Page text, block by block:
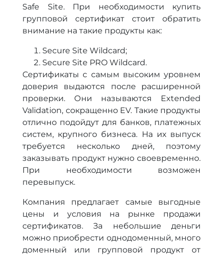
Safe Site. При необходимости купить
групповой сертификат стоит обратить
внимание на такие продукты как:
Secure Site Wildcard;
Secure Site PRO Wildcard.
Сертификаты с самым высоким уровнем
доверия выдаются после расширенной
проверки. Они называются Extended
Validation, сокращенно EV. Такие продукты
отлично подойдут для банков, платежных
систем, крупного бизнеса. На их выпуск
требуется несколько дней, поэтому
заказывать продукт нужно своевременно.
При необходимости возможен
перевыпуск.
Компания предлагает самые выгодные
цены и условия на рынке продажи
сертификатов. За небольшие деньги
можно приобрести однодоменный, много
доменный или групповой продукт от